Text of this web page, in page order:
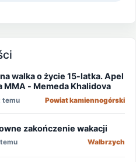
walka o życie 15-latka. Apel
MMA - Memeda Khalidova
temu Powiat kamiennogórski
zakończenie wakacji
Wałbrzych